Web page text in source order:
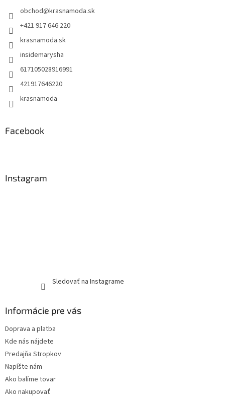
obchod@krasnamoda.sk
+421 917 646 220
krasnamoda.sk
insidemarysha
617105028916991
421917646220
krasnamoda
Facebook
Instagram
Sledovať na Instagrame
Informácie pre vás
Doprava a platba
Kde nás nájdete
Predajňa Stropkov
Napíšte nám
Ako balíme tovar
Ako nakupovať